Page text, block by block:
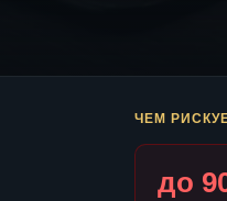
ЧЕМ
до